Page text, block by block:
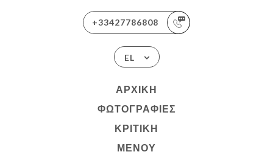
+33427786808
EL
ΑΡΧΙΚΉ
ΦΩΤΟΓΡΑΦΊΕΣ
ΚΡΙΤΙΚΉ
ΜΕΝΟΎ